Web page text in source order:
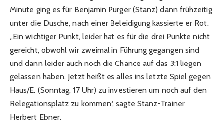
Minute ging es für Benjamin Purger (Stanz) dann frühzeitig
unter die Dusche, nach einer Beleidigung kassierte er Rot.
„Ein wichtiger Punkt, leider hat es für die drei Punkte nicht
gereicht, obwohl wir zweimal in Führung gegangen sind
und dann leider auch noch die Chance auf das 3:1 liegen
gelassen haben. Jetzt heißt es alles ins letzte Spiel gegen
Haus/E. (Sonntag, 17 Uhr) zu investieren um noch auf den
Relegationsplatz zu kommen“, sagte Stanz-Trainer
Herbert Ebner.